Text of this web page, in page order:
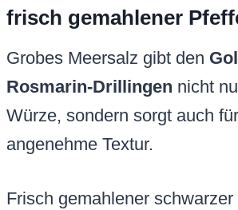
frisch gemahlener
Grobes Meersalz gibt den
Rosmarin-Drillingen nicht
Würze, sondern sorgt auch
angenehme Textur.
Frisch gemahlener